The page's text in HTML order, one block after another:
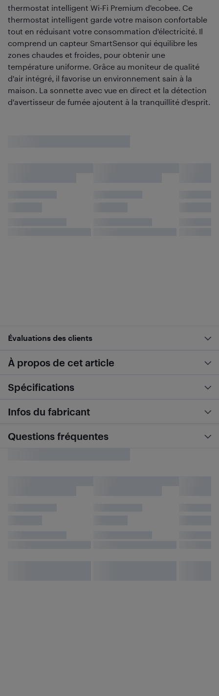
thermostat intelligent Wi-Fi Premium d'ecobee. Ce
thermostat intelligent garde votre maison confortable
tout en réduisant votre consommation d'électricité. Il
comprend un capteur SmartSensor qui équilibre les
zones chaudes et froides, pour obtenir une
température uniforme. Grâce au moniteur de qualité
d'air intégré, il favorise un environnement sain à la
maison. La sonnette avec vue en direct et la détection
d'avertisseur de fumée ajoutent à la tranquillité d'esprit.
Évaluations des clients
À propos de cet article
Spécifications
Infos du fabricant
Questions fréquentes